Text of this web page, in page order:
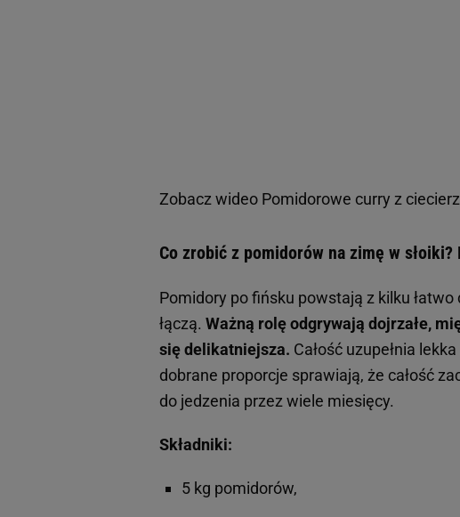
Zobacz wideo Pomidorowe curry z
Co zrobić z pomidorów na zimę w
Pomidory po fińsku powstają z kilku
łączą. Ważną rolę odgrywają dojrzałe,
się delikatniejsza. Całość uzupełnia
dobrane proporcje sprawiają, że całość
do jedzenia przez wiele miesięcy.
Składniki:
5 kg pomidorów,